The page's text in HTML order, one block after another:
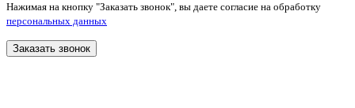
Нажимая на кнопку "Заказать звонок", вы даете согласие на обработку
персональных данных
Заказать звонок